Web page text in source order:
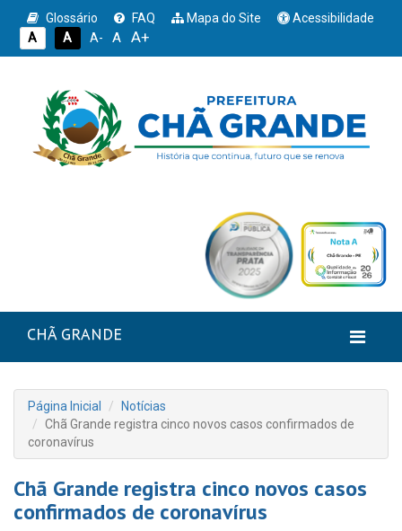
Glossário FAQ Mapa do Site
Acessibilidade
A
A A- A A+
CHÃ GRANDE
Página Inicial
Notícias
Chã Grande registra cinco novos casos confirmados de
coronavírus
Chã Grande registra cinco novos casos
confirmados de coronavírus